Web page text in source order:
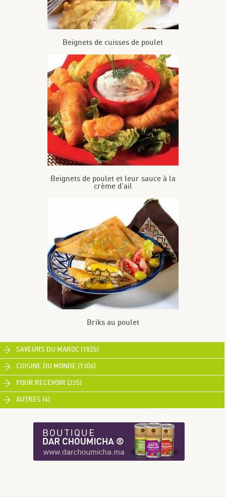
Beignets de cuisses de poulet
Beignets de poulet et leur sauce à la
crème d’ail
Briks au poulet
SAVEURS DU MAROC (1825)
CUISINE DU MONDE (1306)
POUR RECEVOIR (235)
AUTRES (4)